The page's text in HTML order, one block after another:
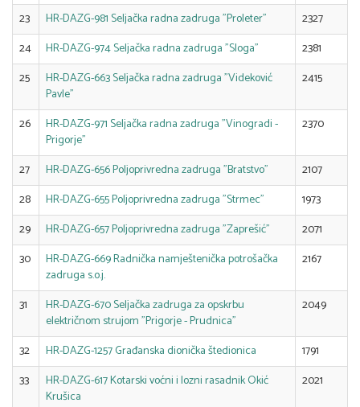
23 HR-DAZG-981 Seljačka radna zadruga "Proleter"
2327
24
HR-DAZG-974 Seljačka radna zadruga "Sloga"
2381
25
HR-DAZG-663 Seljačka radna zadruga "Videković
Pavle"
2415
26
HR-DAZG-971 Seljačka radna zadruga "Vinogradi -
Prigorje"
2370
27 HR-DAZG-656 Poljoprivredna zadruga "Bratstvo"
2107
28
HR-DAZG-655 Poljoprivredna zadruga "Strmec"
1973
29
HR-DAZG-657 Poljoprivredna zadruga "Zaprešić"
2071
30
HR-DAZG-669 Radnička namještenička potrošačka
zadruga s.o.j.
2167
31
HR-DAZG-670 Seljačka zadruga za opskrbu
električnom strujom "Prigorje - Prudnica"
2049
32 HR-DAZG-1257 Građanska dionička štedionica
1791
33
HR-DAZG-617 Kotarski voćni i lozni rasadnik Okić
Krušica
2021